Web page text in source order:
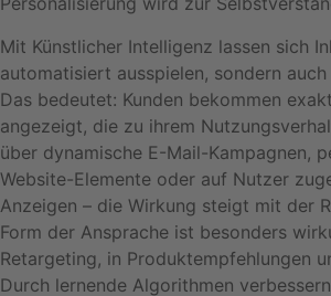
Mit Künstlicher Intelligenz lassen sich
automatisiert ausspielen, sondern
Das bedeutet: Kunden bekommen
angezeigt, die zu ihrem
über dynamische E-Mail-Kampagnen,
Website-Elemente oder auf Nutzer
Anzeigen – die Wirkung steigt mit der
Form der Ansprache ist besonders
Retargeting, in Produktempfehlungen
Durch lernende Algorithmen